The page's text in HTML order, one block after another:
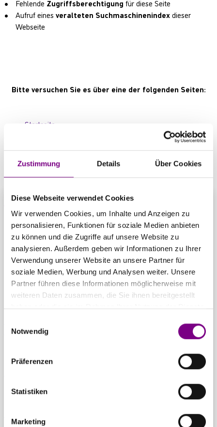
Zustimmung Details Über Cookies
Diese Webseite verwendet Cookies
Wir verwenden Cookies, um Inhalte und Anzeigen zu
personalisieren, Funktionen für soziale Medien anbieten
zu können und die Zugriffe auf unsere Website zu
analysieren. Außerdem geben wir Informationen zu Ihrer
Verwendung unserer Website an unsere Partner für
soziale Medien, Werbung und Analysen weiter. Unsere
Partner führen diese Informationen möglicherweise mit
weiteren Daten zusammen, die Sie ihnen bereitgestellt
haben oder die sie im Rahmen Ihrer Nutzung der Dienste
Notwendig
Präferenzen
Statistiken
Marketing
Fehlende Zugriffsberechtigung für diese Seite
Aufruf eines veralteten Suchmaschinenindexdieser
Webseite
Bitte versuchen Sie es über eine der folgenden Seiten:
Startseite
THE POWER
OF SURFACE.
Caparol Farbenshops und Farbencenter in
deiner Nähe
Alle wichtigen Unterlagen an einem Ort